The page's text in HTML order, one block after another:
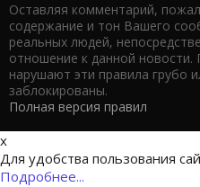
Оставляя комментарий,
содержание и тон Вашего
реальных людей,
отношение к данной новости.
нарушают эти правила грубо
заблокированы.
Полная версия правил
x
Для удобства пользования
Подробнее...